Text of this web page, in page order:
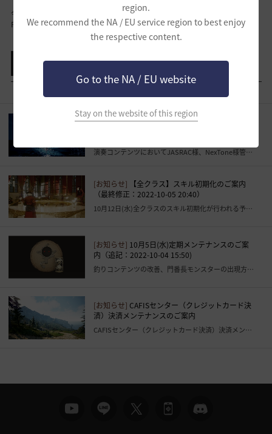
region.
We recommend the NA / EU service region to best enjoy
the respective content.
Go to the NA / EU website
Stay on the website of this region
今後とも、「黒い砂漠」をよろしくお願いいたします。
Pearl Abyss「黒い砂漠」サービスチーム
リスト表示
[お知らせ]演奏コンテンツにおいてJASRAC様、
演奏コンテンツにおいてJASRAC様、NexTone様管理楽曲のご利用が可能になりました
[お知らせ]
【全クラス】スキル初期化のご案内
（最終修正：2022-10-05 20:40）
10月12日(水)全クラスのスキル初期化が行われる予定です。（最終修正：2022-10-05 20:40）
[お知らせ] 10月5日(水)定期メンテナンスのご案
内（追記：2022-10-04 15:50)
釣りコンテンツの改善、門番長モンスターの出現方式が追加
[お知らせ] CAFISセンター（クレジットカード決
済）決済メンテナンスのご案内
CAFISセンター（クレジットカード決済）決済メンテナンスのご案内